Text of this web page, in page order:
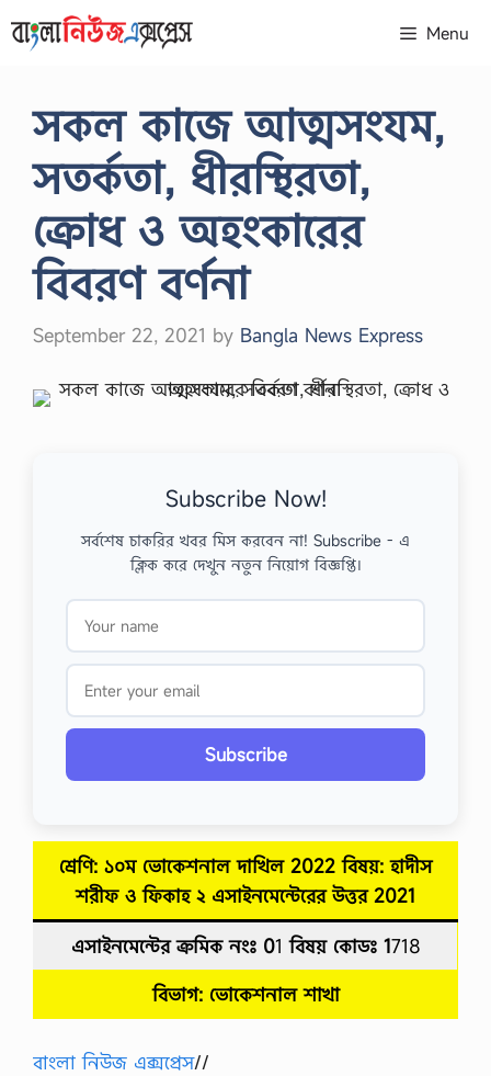
to
Menu
সকল কাজে আত্মসংযম,
সতর্কতা, ধীরস্থিরতা,
ক্রোধ ও অহংকারের
বিবরণ বর্ণনা
September 22, 2021 by Bangla News Express
Subscribe Now!
সর্বশেষ চাকরির খবর মিস করবেন না! Subscribe - এ
ক্লিক করে দেখুন নতুন নিয়োগ বিজ্ঞপ্তি।
Subscribe
শ্রেণি: ১০ম ভোকেশনাল দাখিল 2022 বিষয়: হাদীস
শরীফ ও ফিকাহ২ এসাইনমেন্টেরের উত্তর2021
এসাইনমেন্টের ক্রমিক নংঃ 01বিষয় কোডঃ 1718
বিভাগ: ভোকেশনাল শাখা
বাংলা নিউজ এক্সপ্রেস//